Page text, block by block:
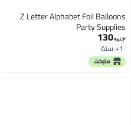
Z Letter Alphabet Foil Balloons
Party Supplies
جنيه130
1+ سنة